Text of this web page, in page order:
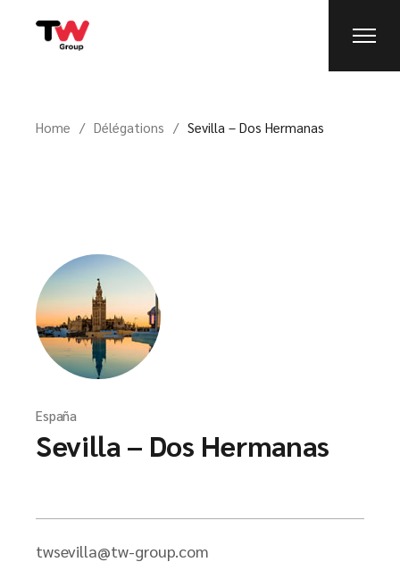
Home Délégations Sevilla – Dos Hermanas
España
Sevilla – Dos Hermanas
twsevilla@tw-group.com